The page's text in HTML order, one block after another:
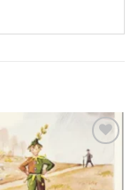
Zum
Wunschzettel
hinzufügen